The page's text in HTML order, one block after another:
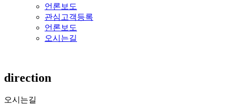
언론보도
관심고객등록
언론보도
오시는길
direction
오시는길